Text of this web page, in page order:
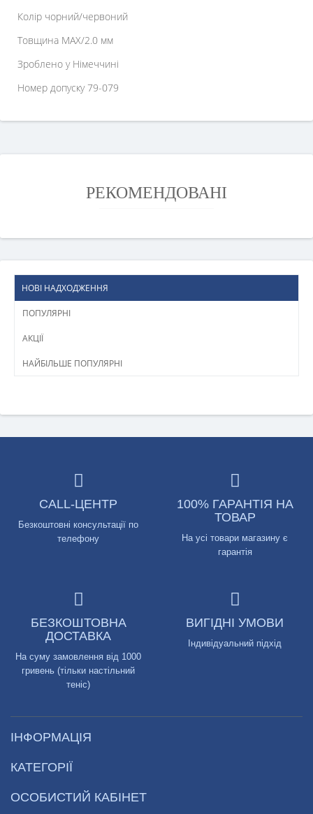
Колір чорний/червоний
Товщина MAX/2.0 мм
Зроблено у Німеччині
Номер допуску 79-079
РЕКОМЕНДОВАНІ
НОВІ НАДХОДЖЕННЯ
ПОПУЛЯРНІ
АКЦІЇ
НАЙБІЛЬШЕ ПОПУЛЯРНІ
CALL-ЦЕНТР
Безкоштовні консультації по
телефону
100% ГАРАНТІЯ НА
ТОВАР
На усі товари магазину є
гарантія
БЕЗКОШТОВНА
ДОСТАВКА
На суму замовлення від 1000
гривень (тільки настільний
теніс)
ВИГІДНІ УМОВИ
Індивідуальний підхід
ІНФОРМАЦІЯ
КАТЕГОРІЇ
ОСОБИСТИЙ КАБІНЕТ